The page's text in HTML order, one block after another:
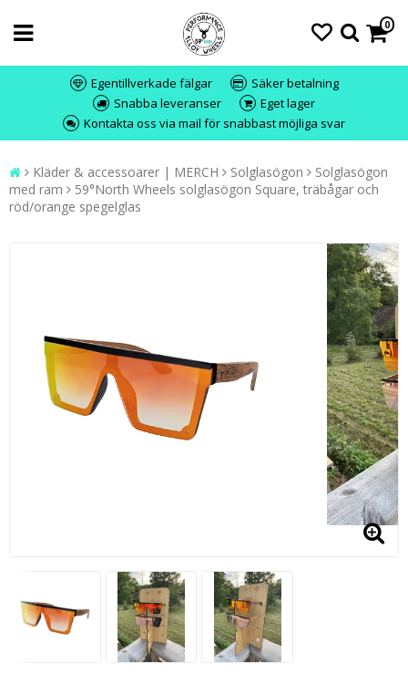
0
Egentillverkade fälgar
Säker betalning
Snabba leveranser
Eget lager
Kontakta oss via mail för snabbast möjliga svar
Kläder & accessoarer | MERCH Solglasögon
Solglasögon
med ram
59°North Wheels solglasögon Square, träbågar och
röd/orange spegelglas